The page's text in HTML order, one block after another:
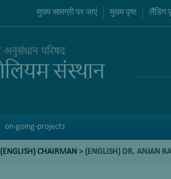
मुख्य सामग्री पर जाएं मुख्य पृष्ठ लैंडिंग
on-going-projects
(ENGLISH) CHAIRMAN > (ENGLISH) DR. ANJAN